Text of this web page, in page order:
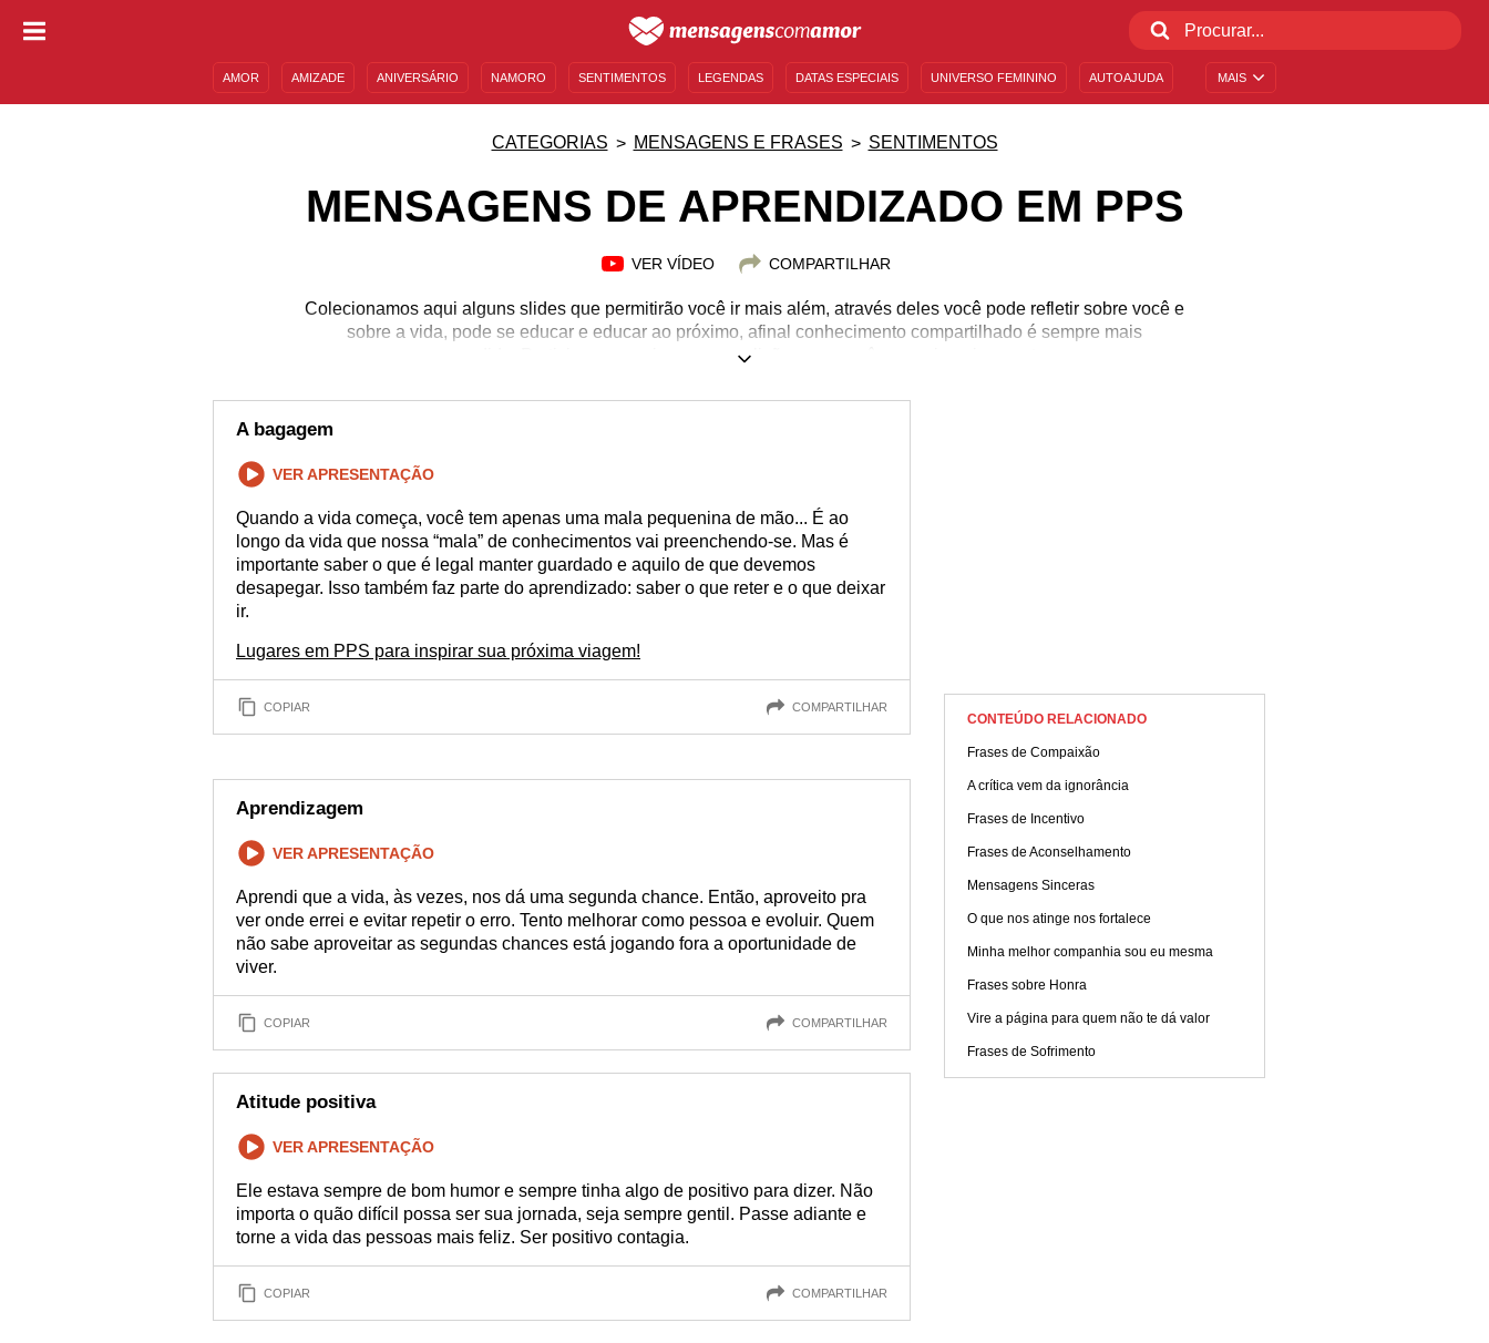
MAIS
AMOR AMIZADE ANIVERSÁRIO NAMORO SENTIMENTOS LEGENDAS DATAS ESPECIAIS UNIVERSO FEMININO AUTOAJUDA
CATEGORIAS MENSAGENS E FRASES SENTIMENTOS
MENSAGENS DE APRENDIZADO EM PPS
VER VÍDEO COMPARTILHAR
Colecionamos aqui alguns slides que permitirão você ir mais além, através deles você pode refletir sobre você e
sobre a vida, pode se educar e educar ao próximo, afinal conhecimento compartilhado é sempre mais
apreendido. Participe e emocione-se com lições que você nunca imaginou antes...
A bagagem
VER APRESENTAÇÃO
Quando a vida começa, você tem apenas uma mala pequenina de mão... É ao
longo da vida que nossa “mala” de conhecimentos vai preenchendo-se. Mas é
importante saber o que é legal manter guardado e aquilo de que devemos
desapegar. Isso também faz parte do aprendizado: saber o que reter e o que deixar
ir.
Lugares em PPS para inspirar sua próxima viagem!
COPIAR COMPARTILHAR
Aprendizagem
VER APRESENTAÇÃO
Aprendi que a vida, às vezes, nos dá uma segunda chance. Então, aproveito pra
ver onde errei e evitar repetir o erro. Tento melhorar como pessoa e evoluir. Quem
não sabe aproveitar as segundas chances está jogando fora a oportunidade de
viver.
COPIAR COMPARTILHAR
Atitude positiva
VER APRESENTAÇÃO
Ele estava sempre de bom humor e sempre tinha algo de positivo para dizer. Não
importa o quão difícil possa ser sua jornada, seja sempre gentil. Passe adiante e
torne a vida das pessoas mais feliz. Ser positivo contagia.
COPIAR COMPARTILHAR
CONTEÚDO RELACIONADO
Frases de Compaixão
A crítica vem da ignorância
Frases de Incentivo
Frases de Aconselhamento
Mensagens Sinceras
O que nos atinge nos fortalece
Minha melhor companhia sou eu mesma
Frases sobre Honra
Vire a página para quem não te dá valor
Frases de Sofrimento